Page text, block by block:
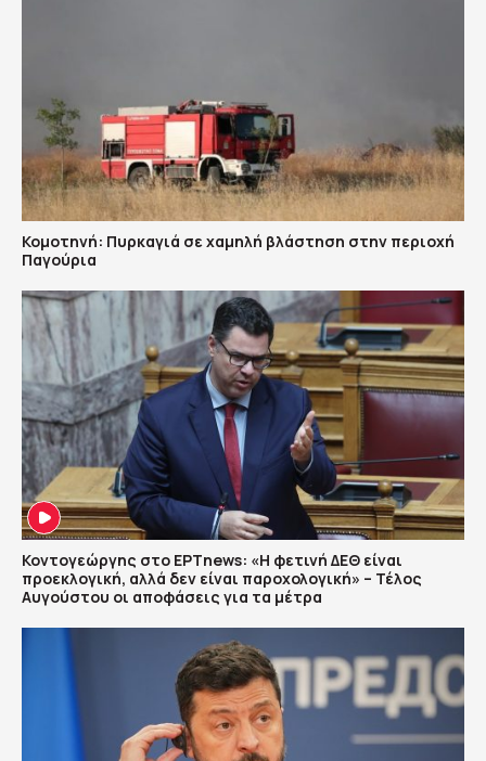
Κομοτηνή: Πυρκαγιά σε χαμηλή βλάστηση στην περιοχή
Παγούρια
Κοντογεώργης στο ΕΡΤnews: «Η φετινή ΔΕΘ είναι
προεκλογική, αλλά δεν είναι παροχολογική» – Τέλος
Αυγούστου οι αποφάσεις για τα μέτρα